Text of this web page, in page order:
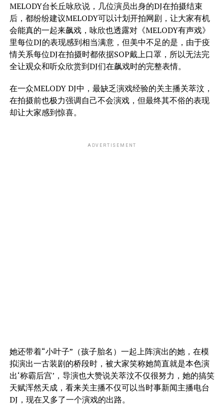
MELODY台长丘咏欣说，几位演员出身的DJ在拍摄结束
后，都纷纷建议MELODY可以计划开拍网剧，让大家有机
会能真的一起来飙戏，咏欣也透露对《MELODY有声戏》
里每位DJ的表现感到相当满意，但美中不足的是，由于疫
情关系每位DJ在拍摄时都依据SOP戴上口罩，所以无法完
全让观众和听众欣赏到DJ们在飙戏时的完整表情。
在一众MELODY DJ中，最缺乏演戏经验的关主播关萃汶，
在拍摄前也极力强调自己不会演戏，但最终其不俗的表现
却让大家感到惊喜。
ADVERTISEMENT
她还带着“小叶子”（孩子胎名）一起上阵演出的她，在模
拟演出一古装剧的桥段时，被大家笑称她简直就是本色演
出‘称霸后宫’，导演也大赞说关萃汶不仅很努力，她的搞笑
天赋浑然天成，看来关主播不仅可以当时事新闻主播电台
DJ，现在又多了一个演戏的出路。